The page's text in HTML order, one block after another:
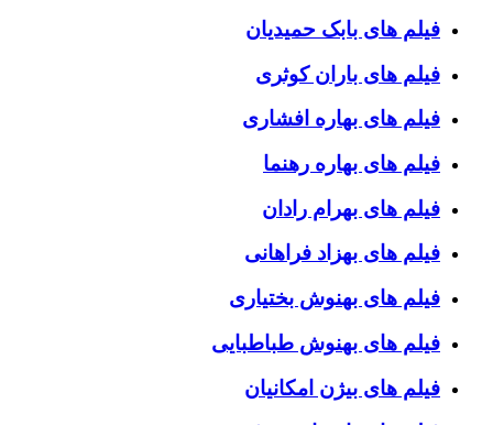
فیلم های بابک حمیدیان
فیلم های باران کوثری
فیلم های بهاره افشاری
فیلم های بهاره رهنما
فیلم های بهرام رادان
فیلم های بهزاد فراهانی
فیلم های بهنوش بختیاری
فیلم های بهنوش طباطبایی
فیلم های بیژن امکانیان